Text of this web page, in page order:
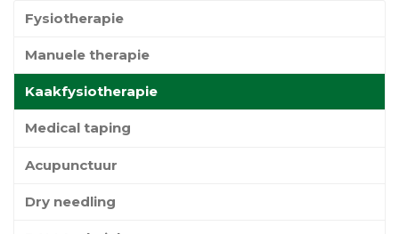
Fysiotherapie
Manuele therapie
Kaakfysiotherapie
Medical taping
Acupunctuur
Dry needling